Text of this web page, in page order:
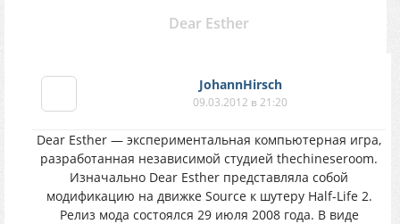
Dear Esther
JohannHirsch
09.03.2012 в 21:20
Dear Esther — экспериментальная компьютерная игра,
разработанная независимой студией thechineseroom.
Изначально Dear Esther представляла собой
модификацию на движке Source к шутеру Half-Life 2.
Релиз мода состоялся 29 июля 2008 года. В виде